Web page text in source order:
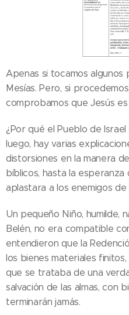
Apenas si tocamos
Mesías. Pero, si
comprobamos que Jesús es
¿Por qué el Pueblo de
luego, hay varias
distorsiones en la manera
bíblicos, hasta la
aplastara a los enemigos de
Un pequeño Niño, humilde,
Belén, no era compatible
entendieron que la
los bienes materiales
que se trataba de una
salvación de las almas, con
terminarán jamás.